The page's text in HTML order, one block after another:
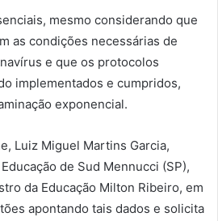
mesmo considerando que
as condições necessárias de
e que os protocolos
implementados e cumpridos,
exponencial.
Luiz Miguel Martins Garcia,
de Sud Mennucci (SP),
da Educação Milton Ribeiro, em
apontando tais dados e solicita